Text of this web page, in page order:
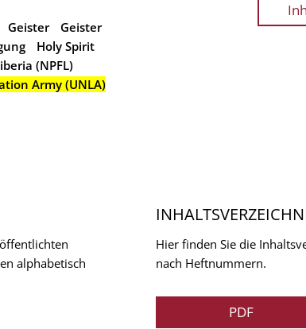
Geister
Geister
Holy Spirit
(NPFL)
Army (UNLA)
alphabetisch
Hier finden Sie die
nach Heftnummern.
PDF